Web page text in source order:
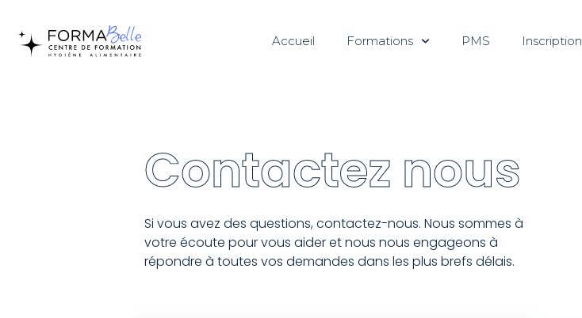
Accueil Formations PMS Inscription
Contactez nous
Si vous avez des questions, contactez-nous. Nous sommes à
votre écoute pour vous aider et nous nous engageons à
répondre à toutes vos demandes dans les plus brefs délais.